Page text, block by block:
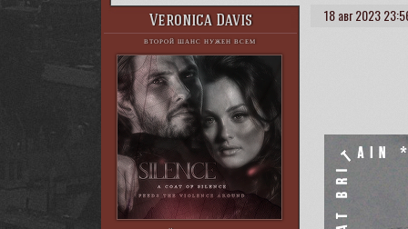
18 авг 2023
Veronica Davis
ВТОРОЙ ШАНС НУЖЕН ВСЕМ